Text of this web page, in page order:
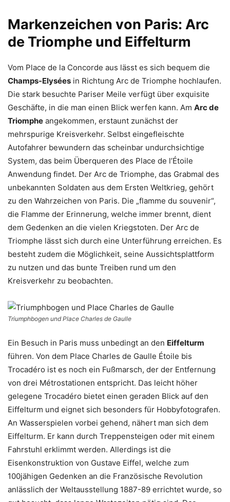
Markenzeichen von Paris: Arc
de Triomphe und Eiffelturm
Vom Place de la Concorde aus lässt es sich bequem die
Champs-Elysées in Richtung Arc de Triomphe hochlaufen.
Die stark besuchte Pariser Meile verfügt über exquisite
Geschäfte, in die man einen Blick werfen kann. Am Arc de
Triomphe angekommen, erstaunt zunächst der
mehrspurige Kreisverkehr. Selbst eingefleischte
Autofahrer bewundern das scheinbar undurchsichtige
System, das beim Überqueren des Place de l’Étoile
Anwendung findet. Der Arc de Triomphe, das Grabmal des
unbekannten Soldaten aus dem Ersten Weltkrieg, gehört
zu den Wahrzeichen von Paris. Die „flamme du souvenir“,
die Flamme der Erinnerung, welche immer brennt, dient
dem Gedenken an die vielen Kriegstoten. Der Arc de
Triomphe lässt sich durch eine Unterführung erreichen. Es
besteht zudem die Möglichkeit, seine Aussichtsplattform
zu nutzen und das bunte Treiben rund um den
Kreisverkehr zu beobachten.
Triumphbogen und Place Charles de Gaulle
Ein Besuch in Paris muss unbedingt an den Eiffelturm
führen. Von dem Place Charles de Gaulle Étoile bis
Trocadéro ist es noch ein Fußmarsch, der der Entfernung
von drei Métrostationen entspricht. Das leicht höher
gelegene Trocadéro bietet einen geraden Blick auf den
Eiffelturm und eignet sich besonders für Hobbyfotografen.
An Wasserspielen vorbei gehend, nähert man sich dem
Eiffelturm. Er kann durch Treppensteigen oder mit einem
Fahrstuhl erklimmt werden. Allerdings ist die
Eisenkonstruktion von Gustave Eiffel, welche zum
100jähigen Gedenken an die Französische Revolution
anlässlich der Weltausstellung 1887-89 errichtet wurde, so